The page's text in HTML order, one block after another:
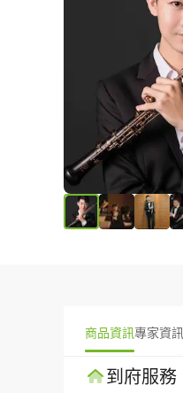
商品資訊專家資訊
到府服務